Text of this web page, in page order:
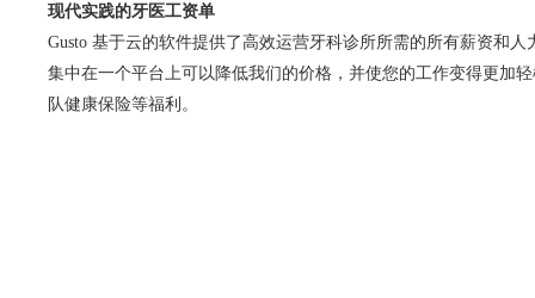
现代实践的牙医工资单
Gusto 基于云的软件提供了高效运营牙科诊所所需的所有薪资和人
集中在一个平台上可以降低我们的价格，并使您的工作变得更加
队健康保险等福利。